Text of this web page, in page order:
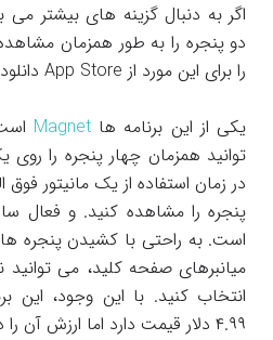
اگر به دنبال گزینه های بیشتر
دو پنجره را به طور همزمان
را برای این مورد از App Store دانلود کنید.
یکی از این برنامه هاMagnet
توانید همزمان چهار پنجره را
در زمان استفاده از یک مانیتور فوق
پنجره را مشاهده کنید. و فعال
است. به راحتی با کشیدن پنجره
میانبرهای صفحه کلید، می
انتخاب کنید. با این وجود، این
۴.۹۹ دلار قیمت دارد اما ارزش آن را دارد.